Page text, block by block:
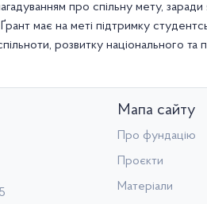
про спільну мету,
Ґрант має на меті підтримку
розвитку національного та
Мапа сайту
Про фундацію
Проєкти
Матеріали